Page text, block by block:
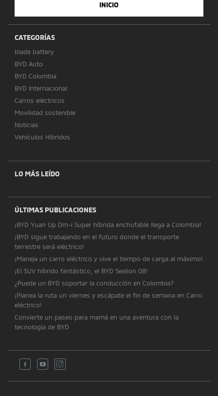
INICIO
CATEGORÍAS
blade battery
BYD Auto
BYD Colombia
BYD Internacional
Carros eléctricos
Movilidad sostenible
Noticias
Vehículos Híbridos
LO MÁS LEÍDO
ÚLTIMAS PUBLICACIONES
¡BYD Yuan Up Dm-i Super híbrida enchufable llega a Colombia!
¡BYD sigue trabajando en el futuro donde el transporte
terrestre será eléctrico!
¡Maneja un carro eléctrico y vive el tiempo de carga al máximo!
¡El SUV híbrido fantástico, el BYD Sealion 08!
¿Puede un BYD soportar la conducción en Colombia?
¡Planea la ruta un viernes y escápate el fin de semana en Carro
eléctrico!
Convierte un paseo para mamá en una aventura con la
tecnología de BYD